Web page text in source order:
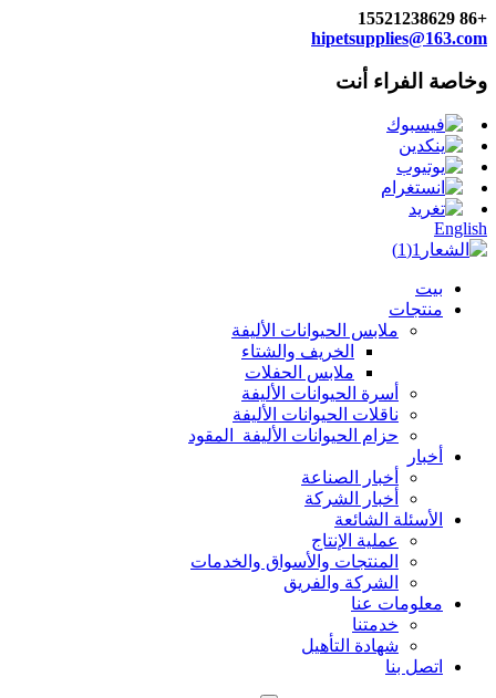
+86 15521238629
hipetsupplies@163.com
وخاصة الفراء أنت
English
بيت
منتجات
ملابس الحيوانات الأليفة
الخريف والشتاء
ملابس الحفلات
أسرة الحيوانات الأليفة
ناقلات الحيوانات الأليفة
حزام الحيوانات الأليفة_المقود
أخبار
أخبار الصناعة
أخبار الشركة
الأسئلة الشائعة
عملية الإنتاج
المنتجات والأسواق والخدمات
الشركة والفريق
معلومات عنا
خدمتنا
شهادة التأهيل
اتصل بنا